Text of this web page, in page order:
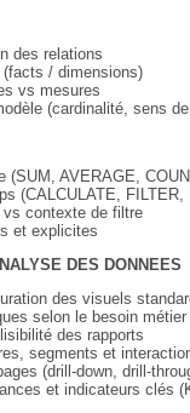
des relations
/ dimensions)
vs mesures
(cardinalité, sens
(SUM, AVERAGE,
(CALCULATE,
contexte de filtre
et explicites
DES DONNEES
des visuels
selon le besoin métier
des rapports
segments et
(drill-down, drill-
et indicateurs clés